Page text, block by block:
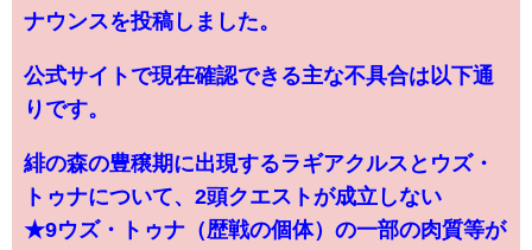
ナウンスを投稿しました。
公式サイトで現在確認できる主な不具合は以下通
りです。
緋の森の豊穣期に出現するラギアクルスとウズ・
トゥナについて、2頭クエストが成立しない
★9ウズ・トゥナ（歴戦の個体）の一部の肉質等が